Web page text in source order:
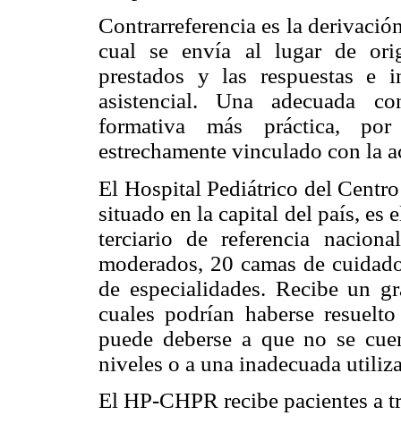
Contrarreferencia es la
cual se envía al lugar de
prestados y las respuestas e
asistencial. Una adecuada
formativa más práctica,
estrechamente vinculado con la
El Hospital Pediátrico del
situado en la capital del país, es
terciario de referencia
moderados, 20 camas de
de especialidades. Recibe un
cuales podrían haberse
puede deberse a que no se
niveles o a una inadecuada
El HP-CHPR recibe pacientes a